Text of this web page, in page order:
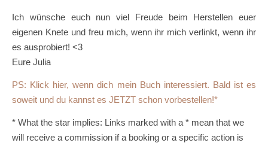
Ich wünsche euch nun viel Freude beim Herstellen euer
eigenen Knete und freu mich, wenn ihr mich verlinkt, wenn ihr
es ausprobiert! <3
Eure Julia
PS: Klick hier, wenn dich mein Buch interessiert. Bald ist es
soweit und du kannst es JETZT schon vorbestellen!
* What the star implies: Links marked with a * mean that we
will receive a commission if a booking or a specific action is